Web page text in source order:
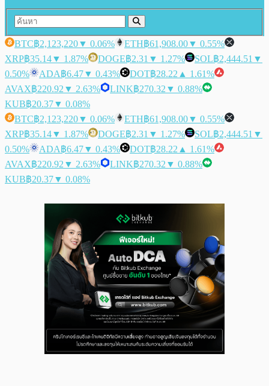
BTC฿2,123,220▼ 0.06% ETH฿61,908.00▼ 0.55%
XRP฿35.14▼ 1.87% DOGE฿2.31 ▼ 1.27% SOL฿2,444.51 ▼
0.50%
ADA฿6.47▼ 0.43% DOT฿28.22 ▲ 1.61%
AVAX฿220.92 ▼ 2.63% LINK฿270.32 ▼ 0.88%
KUB฿20.37▼ 0.08%
BTC฿2,123,220▼ 0.06% ETH฿61,908.00▼ 0.55%
XRP฿35.14▼ 1.87% DOGE฿2.31 ▼ 1.27% SOL฿2,444.51 ▼
0.50%
ADA฿6.47▼ 0.43% DOT฿28.22 ▲ 1.61%
AVAX฿220.92 ▼ 2.63% LINK฿270.32 ▼ 0.88%
KUB฿20.37▼ 0.08%